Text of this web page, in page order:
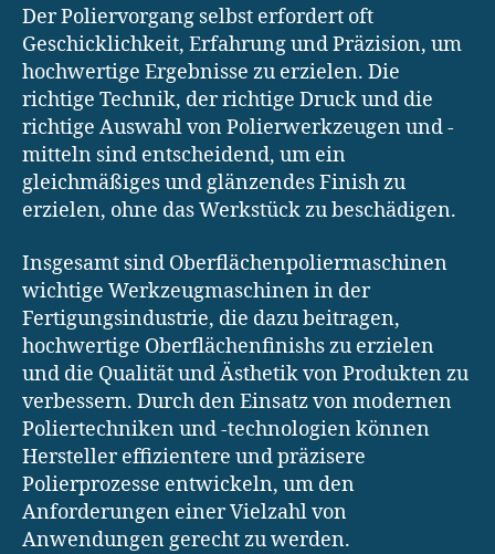
Der Poliervorgang selbst erfordert oft
Geschicklichkeit, Erfahrung und Präzision, um
hochwertige Ergebnisse zu erzielen. Die
richtige Technik, der richtige Druck und die
richtige Auswahl von Polierwerkzeugen und -
mitteln sind entscheidend, um ein
gleichmäßiges und glänzendes Finish zu
erzielen, ohne das Werkstück zu beschädigen.
Insgesamt sind Oberflächenpoliermaschinen
wichtige Werkzeugmaschinen in der
Fertigungsindustrie, die dazu beitragen,
hochwertige Oberflächenfinishs zu erzielen
und die Qualität und Ästhetik von Produkten zu
verbessern. Durch den Einsatz von modernen
Poliertechniken und -technologien können
Hersteller effizientere und präzisere
Polierprozesse entwickeln, um den
Anforderungen einer Vielzahl von
Anwendungen gerecht zu werden.